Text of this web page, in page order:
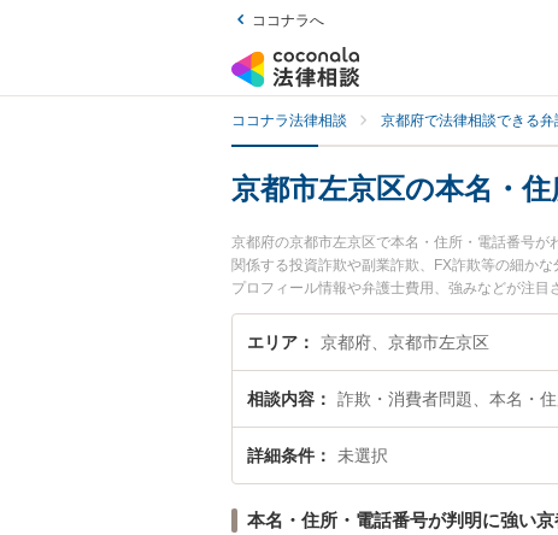
ココナラへ
ココナラ法律相談 京都府で法律相談できる弁
京都市左京区の本名・
京都府の京都市左京区で本名・住所・電話番号
関係する投資詐欺や副業詐欺、FX詐欺等の細か
プロフィール情報や弁護士費用、強みなどが注
したい』『本名・住所・電話番号がわかる詐欺
る京都市左京区内の弁護士に相談予約したい』な
エリア 京都府、京都市左京区
相談内容 詐欺・消費者問題、本名・
詳細条件 未選択
本名・住所・電話番号が判明に強い